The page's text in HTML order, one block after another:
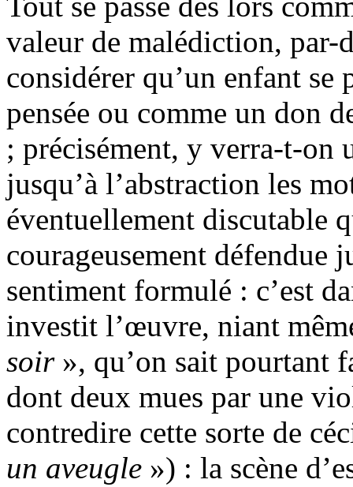
valeur de malédiction, par-
considérer qu’un enfant
pensée ou comme un don
; précisément, y verra-t-on
jusqu’à l’abstraction les
éventuellement discutable
courageusement défendue
sentiment formulé : c’est
investit l’œuvre, niant
soir», qu’on sait pourtant
dont deux mues par une
contredire cette sorte de
un aveugle ») : la scène